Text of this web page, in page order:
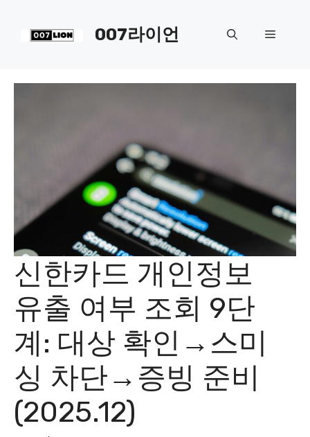
007라이언 메
신한카드 개인정보
유출 여부 조회 9단
계: 대상 확인→스미
싱 차단→증빙 준비
(2025.12)